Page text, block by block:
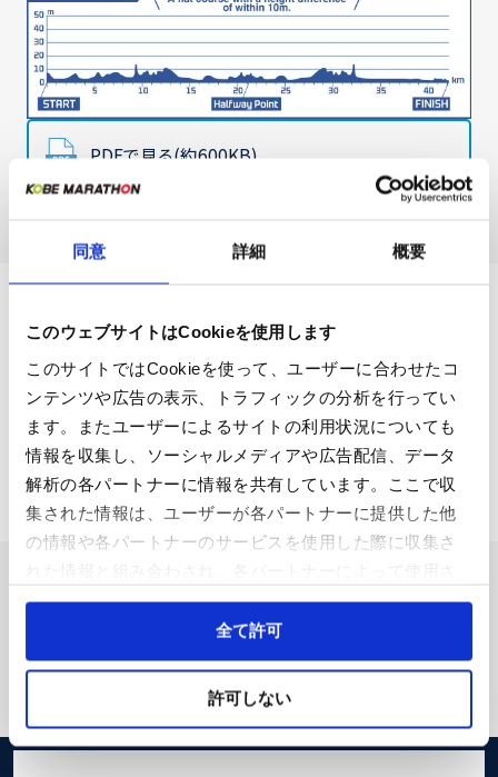
同意 詳細 概要
このウェブサイトはCookieを使用します
このサイトではCookieを使って、ユーザーに合わせたコ
ンテンツや広告の表示、トラフィックの分析を行ってい
ます。またユーザーによるサイトの利用状況についても
情報を収集し、ソーシャルメディアや広告配信、データ
解析の各パートナーに情報を共有しています。ここで収
集された情報は、ユーザーが各パートナーに提供した他
の情報や各パートナーのサービスを使用した際に収集さ
れることがあります。
Cookieを許可しない場合、ウェブサイト上のすべての機
能やコンテンツに完全にアクセスできなくなる可能性が
全て許可
許可しない
PDFで見る(約600KB)
提携マラソン大会
交流マラソン大会